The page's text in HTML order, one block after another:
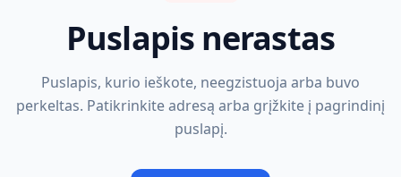
Puslapis nerastas
Puslapis, kurio ieškote, neegzistuoja arba buvo
perkeltas. Patikrinkite adresą arba grįžkite į pagrindinį
puslapį.